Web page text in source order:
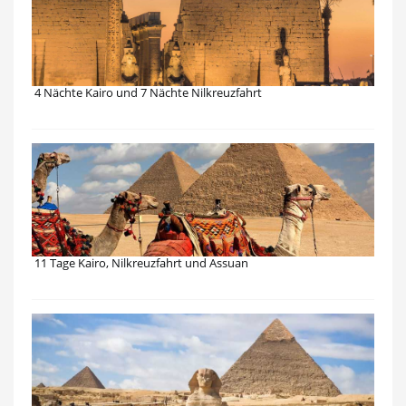
4 Nächte Kairo und 7 Nächte Nilkreuzfahrt
11 Tage Kairo, Nilkreuzfahrt und Assuan